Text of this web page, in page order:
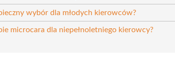
wybór dla młodych kierowców?
microcara dla niepełnoletniego kierowcy?